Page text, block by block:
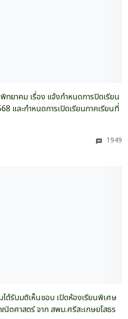
ทยาคม เรื่อง แจ้งกำหนดการปิดเรียน
และกำหนดการเปิดเรียนภาคเรียนที่
1949
ด้รับมติเห็นชอบ เปิดห้องเรียนพิเศษ
ณิตศาสตร์ จาก สพม.ศรีสะเกษยโสธร